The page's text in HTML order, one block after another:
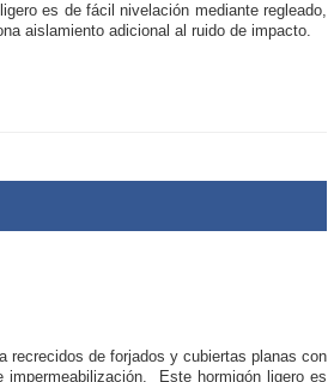
es de fácil nivelación mediante regleado,
aislamiento adicional al ruido de impacto.
recrecidos de forjados y cubiertas planas con
impermeabilización. Este hormigón ligero es